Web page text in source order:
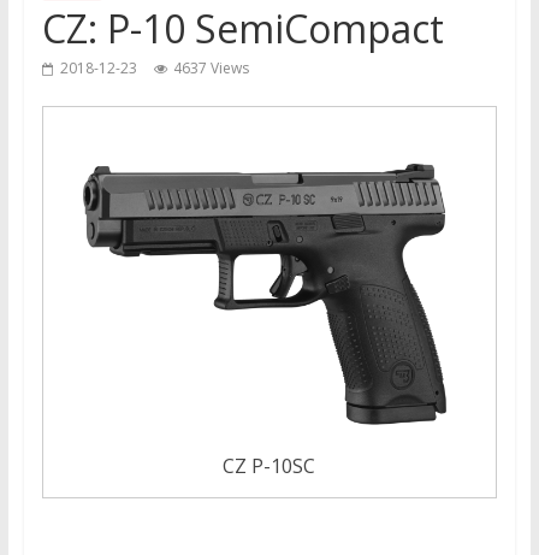
CZ: P-10 SemiCompact
2018-12-23 4637 Views
CZ P-10SC